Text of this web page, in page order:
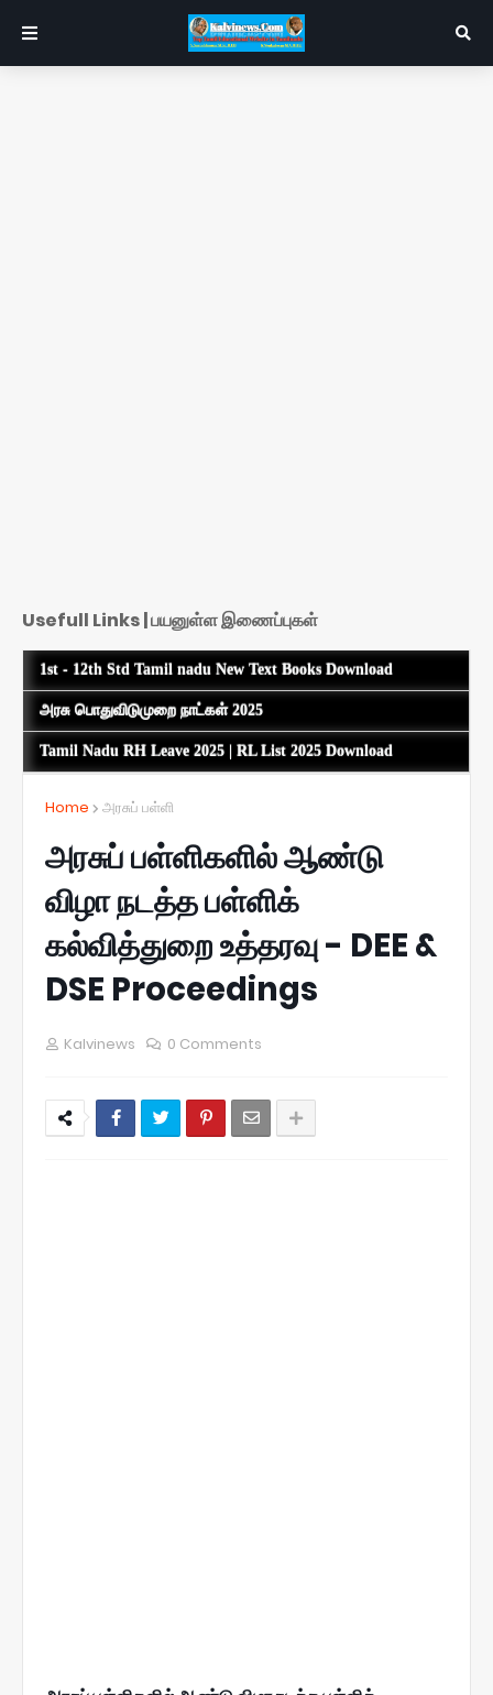
Usefull Links | பயனுள்ள இணைப்புகள்
1st - 12th Std Tamil nadu New Text Books Download
அரசு பொதுவிடுமுறை நாட்கள் 2025
Tamil Nadu RH Leave 2025 | RL List 2025 Download
Home அரசுப் பள்ளி
அரசுப் பள்ளிகளில் ஆண்டு
விழா நடத்த பள்ளிக்
கல்வித்துறை உத்தரவு - DEE &
DSE Proceedings
Kalvinews 0 Comments